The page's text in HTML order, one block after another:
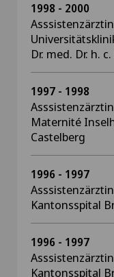
1998 - 2000
Dr. med. Dr. h.
1997 - 1998
Maternité
Castelberg
1996 - 1997
Kantonsspital
1996 - 1997
Kantonsspital